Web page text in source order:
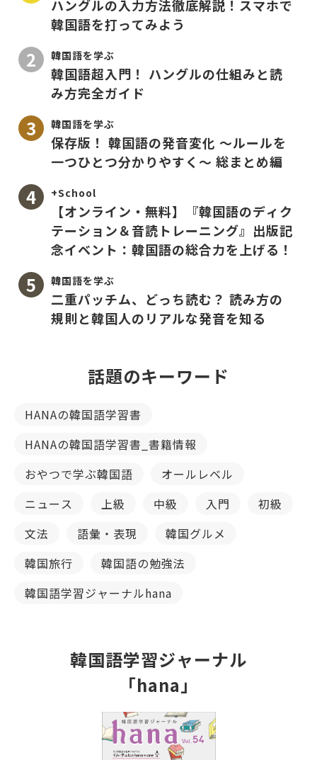
ハングルの入力方法徹底解説！スマホで
韓国語を打ってみよう
韓国語を学ぶ
韓国語超入門！ ハングルの仕組みと読
み方完全ガイド
韓国語を学ぶ
保存版！ 韓国語の発音変化 〜ルールを
一つひとつ分かりやすく〜 総まとめ編
+School
【オンライン・無料】『韓国語のディク
テーション＆音読トレーニング』出版記
念イベント：韓国語の総合力を上げる！
韓国語を学ぶ
二重パッチム、どっち読む？ 読み方の
規則と韓国人のリアルな発音を知る
話題のキーワード
HANAの韓国語学習書
HANAの韓国語学習書_書籍情報
おやつで学ぶ韓国語
オールレベル
ニュース
上級 中級 入門
初級
文法
語彙・表現
韓国グルメ
韓国旅行
韓国語の勉強法
韓国語学習ジャーナルhana
韓国語学習ジャーナル
「hana」